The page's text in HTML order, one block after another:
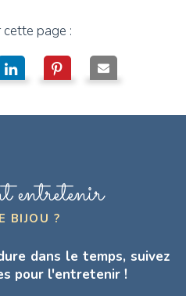
cette page :
entretenir
BIJOU ?
dans le temps, suivez
pour l'entretenir !